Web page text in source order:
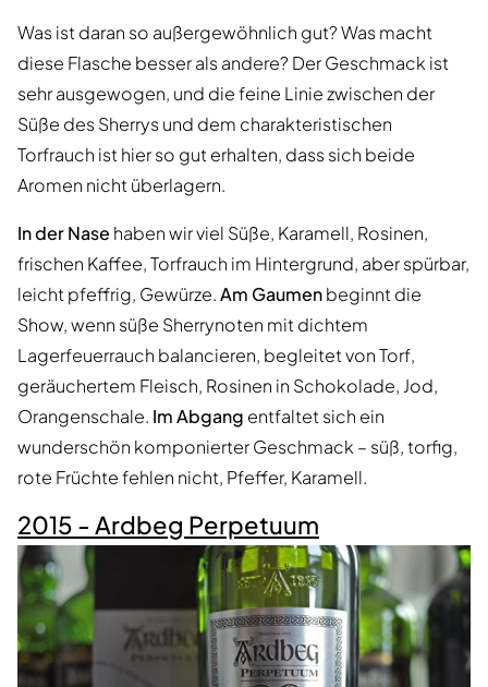
Was ist daran so außergewöhnlich gut? Was macht
diese Flasche besser als andere? Der Geschmack ist
sehr ausgewogen, und die feine Linie zwischen der
Süße des Sherrys und dem charakteristischen
Torfrauch ist hier so gut erhalten, dass sich beide
Aromen nicht überlagern.
In der Nase haben wir viel Süße, Karamell, Rosinen,
frischen Kaffee, Torfrauch im Hintergrund, aber spürbar,
leicht pfeffrig, Gewürze.Am Gaumenbeginnt die
Show, wenn süße Sherrynoten mit dichtem
Lagerfeuerrauch balancieren, begleitet von Torf,
geräuchertem Fleisch, Rosinen in Schokolade, Jod,
Orangenschale. Im Abgang entfaltet sich ein
wunderschön komponierter Geschmack – süß, torfig,
rote Früchte fehlen nicht, Pfeffer, Karamell.
2015 - Ardbeg Perpetuum